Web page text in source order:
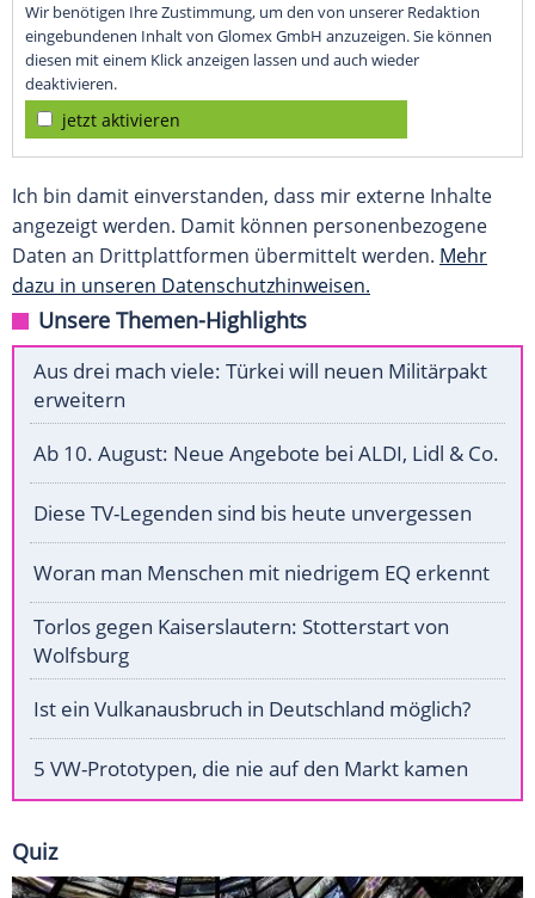
Wir benötigen Ihre Zustimmung, um den von unserer Redaktion
eingebundenen Inhalt von Glomex GmbH anzuzeigen. Sie können
diesen mit einem Klick anzeigen lassen und auch wieder
deaktivieren.
jetzt aktivieren
Ich bin damit einverstanden, dass mir externe Inhalte
angezeigt werden. Damit können personenbezogene
Daten an Drittplattformen übermittelt werden. Mehr
dazu in unseren Datenschutzhinweisen.
Unsere Themen-Highlights
Aus drei mach viele: Türkei will neuen Militärpakt
erweitern
Ab 10. August: Neue Angebote bei ALDI, Lidl & Co.
Diese TV-Legenden sind bis heute unvergessen
Woran man Menschen mit niedrigem EQ erkennt
Torlos gegen Kaiserslautern: Stotterstart von
Wolfsburg
Ist ein Vulkanausbruch in Deutschland möglich?
5 VW-Prototypen, die nie auf den Markt kamen
Quiz